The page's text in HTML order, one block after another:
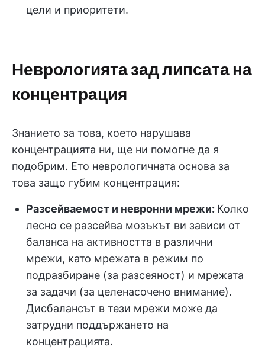
цели и приоритети.
Неврологията зад липсата на
концентрация
Знанието за това, което нарушава
концентрацията ни, ще ни помогне да я
подобрим. Ето неврологичната основа за
това защо губим концентрация:
Разсейваемост и невронни мрежи: Колко
лесно се разсейва мозъкът ви зависи от
баланса на активността в различни
мрежи, като мрежата в режим по
подразбиране (за разсеяност) и мрежата
за задачи (за целенасочено внимание).
Дисбалансът в тези мрежи може да
затрудни поддържането на
концентрацията.